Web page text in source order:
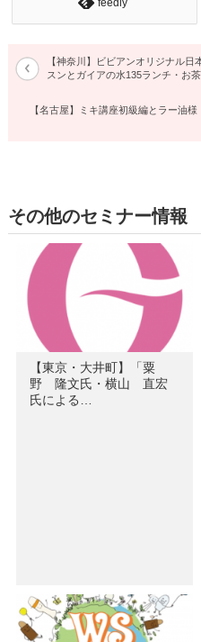
feedly
【神奈川】ビビアンオリジナル
スンとガイアの水135ランチ・お
【名古屋】ミキ講座初級編とラー油
その他のセミナー情報
【東京・大井町】「粟
野 隆文氏・横山 直宏
氏による…